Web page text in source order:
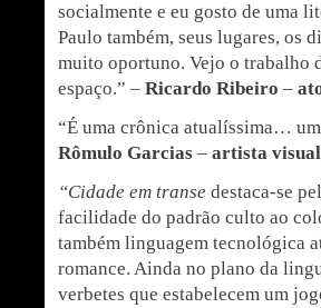
socialmente e eu gosto de uma
Paulo também, seus lugares,
muito oportuno. Vejo o trabalho
espaço.” – Ricardo Ribeiro –
“É uma crônica atualíssima…
Rômulo Garcias – artista
“Cidade em transe destaca-se
facilidade do padrão culto ao
também linguagem tecnológica
romance. Ainda no plano da
verbetes que estabelecem um